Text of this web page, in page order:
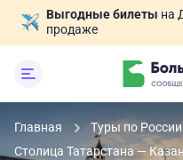
Выгодные билеты на
продаже
Главная Туры по России
Столица Татарстана —